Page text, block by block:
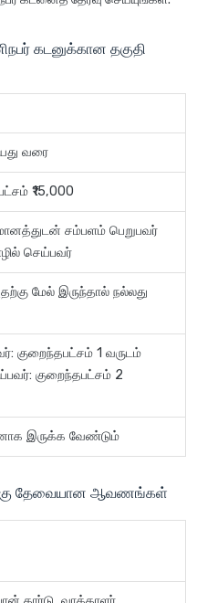
கடனுக்கான தகுதி
வரை
₹15,000
சம்பளம் பெறுபவர்
செய்பவர்
மேல் இருந்தால் நல்லது
குறைந்தபட்சம் 1 வருடம்
குறைந்தபட்சம் 2
இருக்க வேண்டும்
தேவையான ஆவணங்கள்